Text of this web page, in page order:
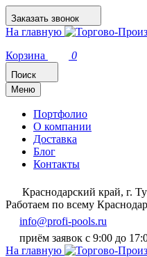
Заказать звонок
На главную
Корзина
0
Поиск
Меню
Портфолио
О компании
Доставка
Блог
Контакты
Краснодарский край, г.
Работаем по всему
info@profi-pools.ru
приём заявок с 9:00 до
На главную